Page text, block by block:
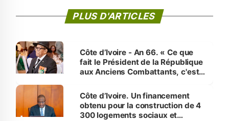
PLUS D'ARTICLES
Côte d’Ivoire - An 66. « Ce que
fait le Président de la République
aux Anciens Combattants, c'est
Côte d’Ivoire. Un financement
obtenu pour la construction de 4
300 logements sociaux et